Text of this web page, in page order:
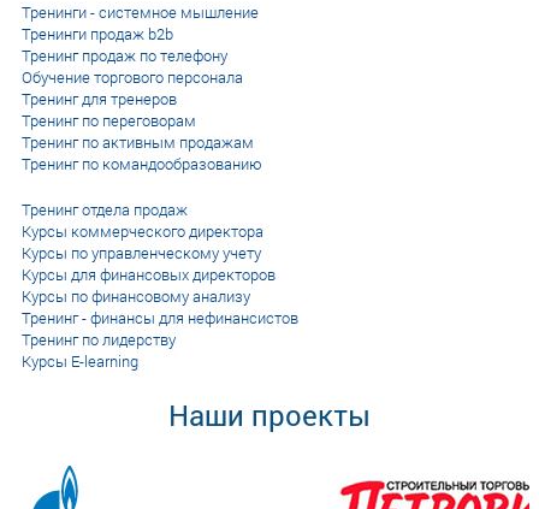
Тренинги - системное мышление
Тренинги продаж b2b
Тренинг продаж по телефону
Обучение торгового персонала
Тренинг для тренеров
Тренинг по переговорам
Тренинг по активным продажам
Тренинг по командообразованию
Тренинг отдела продаж
Курсы коммерческого директора
Курсы по управленческому учету
Курсы для финансовых директоров
Курсы по финансовому анализу
Тренинг - финансы для нефинансистов
Тренинг по лидерству
Курсы E-learning
Наши проекты